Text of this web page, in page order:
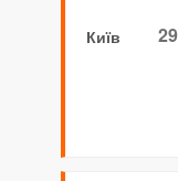
Київ